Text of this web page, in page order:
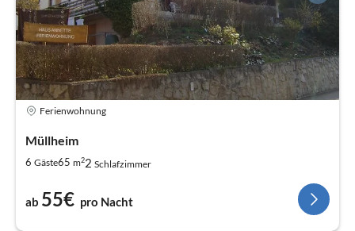
Ferienwohnung
Müllheim
6 Gäste65 m22 Schlafzimmer
ab 55€ pro Nacht